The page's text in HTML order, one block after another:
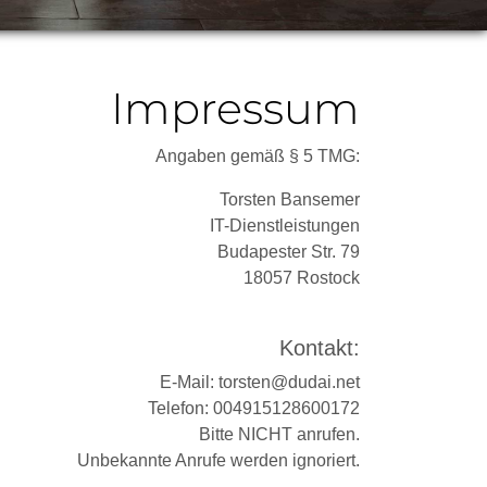
Impressum
Angaben gemäß § 5 TMG:
Torsten Bansemer
IT-Dienstleistungen
Budapester Str. 79
18057 Rostock
Kontakt:
E-Mail: torsten@dudai.net
Telefon: 004915128600172
Bitte NICHT anrufen.
Unbekannte Anrufe werden ignoriert.